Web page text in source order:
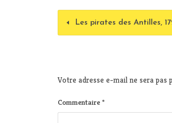
Les pirates des Antilles,
Votre adresse e-mail ne sera pas
Commentaire *